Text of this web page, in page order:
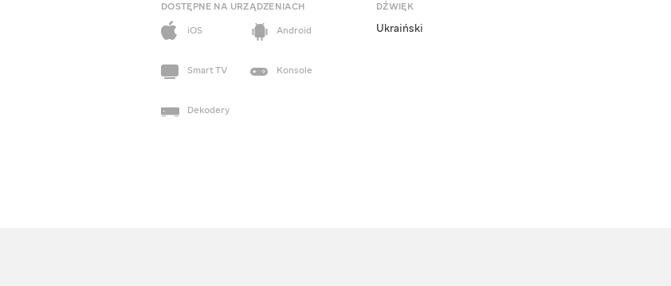
DOSTĘPNE NA URZĄDZENIACH
iOS
Android
Smart TV Konsole
Dekodery
DŹWIĘK
Ukraiński